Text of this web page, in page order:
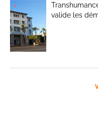
valide les